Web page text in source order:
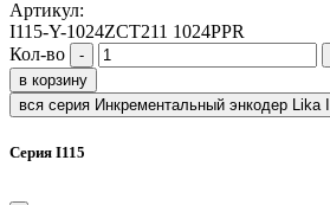
Артикул:
I115-Y-1024ZCT211 1024PPR
Кол-во
-
в корзину
вся серия Инкрементальный энкодер Lika
Серия I115